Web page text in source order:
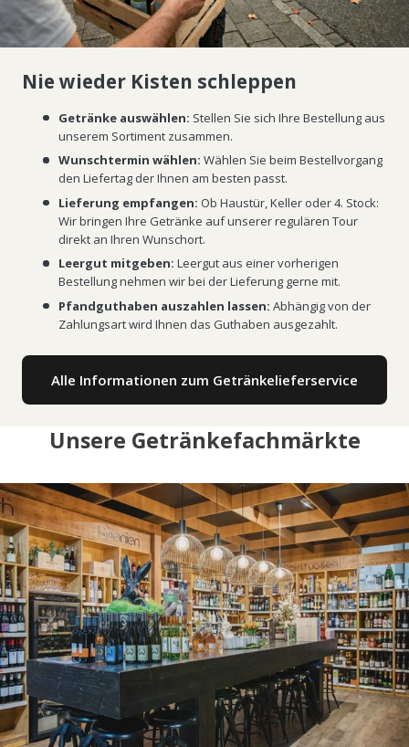
Nie wieder Kisten schleppen
Getränke auswählen: Stellen Sie sich Ihre Bestellung aus
unserem Sortiment zusammen.
Wunschtermin wählen: Wählen Sie beim Bestellvorgang
den Liefertag der Ihnen am besten passt.
Lieferung empfangen: Ob Haustür, Keller oder 4. Stock:
Wir bringen Ihre Getränke auf unserer regulären Tour
direkt an Ihren Wunschort.
Leergut mitgeben: Leergut aus einer vorherigen
Bestellung nehmen wir bei der Lieferung gerne mit.
Pfandguthaben auszahlen lassen: Abhängig von der
Zahlungsart wird Ihnen das Guthaben ausgezahlt.
Alle Informationen zum Getränkelieferservice
Unsere Getränkefachmärkte